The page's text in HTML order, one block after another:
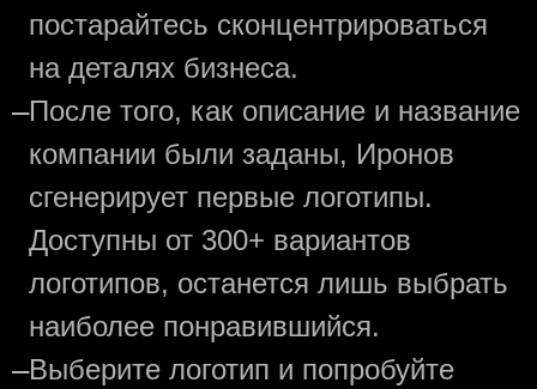
постарайтесь сконцентрироваться
на деталях бизнеса.
—После того, как описание и название
компании были заданы, Иронов
сгенерирует первые логотипы.
Доступны от 300+ вариантов
логотипов, останется лишь выбрать
наиболее понравившийся.
—Выберите логотип и попробуйте